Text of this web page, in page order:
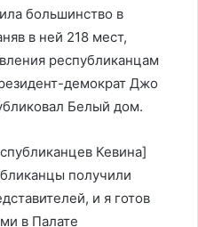
большинство в
в ней 218 мест,
республиканцам
демократ Джо
Белый дом.
Кевина]
получили
и я готов
в Палате